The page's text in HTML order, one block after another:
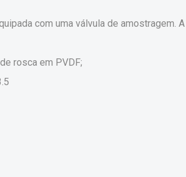
com uma válvula de amostragem. A
rosca em PVDF;